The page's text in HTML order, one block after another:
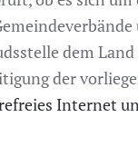
dem
der
Internet